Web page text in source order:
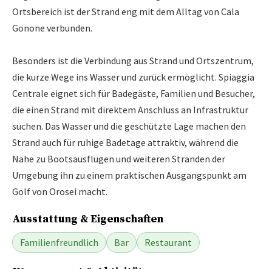
Ortsbereich ist der Strand eng mit dem Alltag von Cala
Gonone verbunden.
Besonders ist die Verbindung aus Strand und Ortszentrum,
die kurze Wege ins Wasser und zurück ermöglicht. Spiaggia
Centrale eignet sich für Badegäste, Familien und Besucher,
die einen Strand mit direktem Anschluss an Infrastruktur
suchen. Das Wasser und die geschützte Lage machen den
Strand auch für ruhige Badetage attraktiv, während die
Nähe zu Bootsausflügen und weiteren Stränden der
Umgebung ihn zu einem praktischen Ausgangspunkt am
Golf von Orosei macht.
Ausstattung & Eigenschaften
Familienfreundlich Bar Restaurant